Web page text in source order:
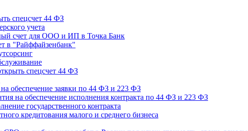
спецсчет 44 ФЗ
учета
счет для ООО и ИП в Точка Банк
в "Райффайзенбанк"
спецсчет 44 ФЗ
обеспечение заявки по 44 ФЗ и 223 ФЗ
на обеспечение исполнения контракта по 44 ФЗ и 223 ФЗ
государственного контракта
кредитования малого и среднего бизнеса